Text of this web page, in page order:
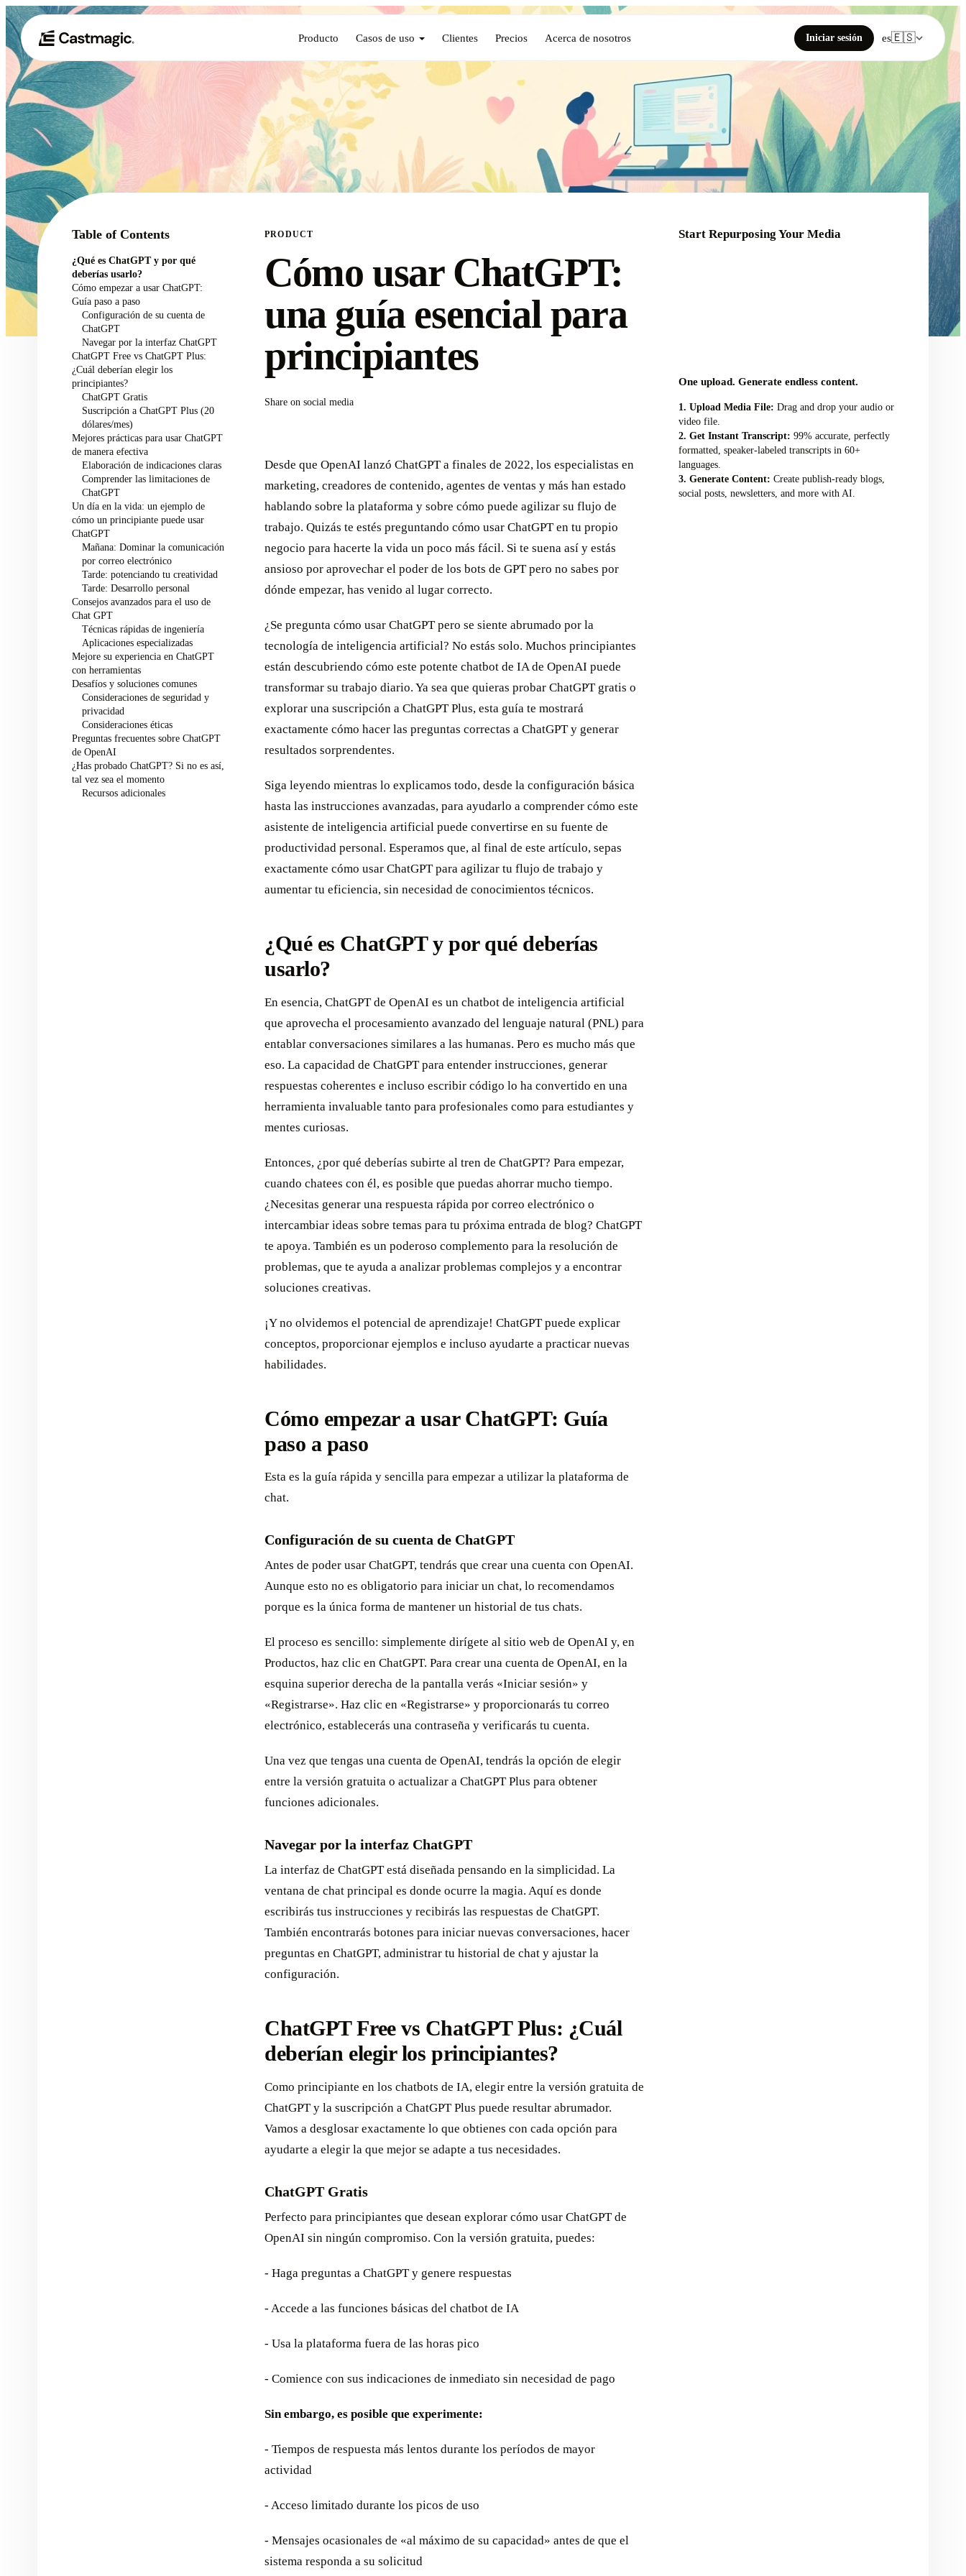
Producto Casos de uso Clientes Precios Acerca de nosotros Iniciar sesión es🇪🇸
Table of Contents
¿Qué es ChatGPT y por qué
deberías usarlo?
Cómo empezar a usar ChatGPT:
Guía paso a paso
Configuración de su cuenta de
ChatGPT
Navegar por la interfaz ChatGPT
ChatGPT Free vs ChatGPT Plus:
¿Cuál deberían elegir los
principiantes?
ChatGPT Gratis
Suscripción a ChatGPT Plus (20
dólares/mes)
Mejores prácticas para usar ChatGPT
de manera efectiva
Elaboración de indicaciones claras
Comprender las limitaciones de
ChatGPT
Un día en la vida: un ejemplo de
cómo un principiante puede usar
ChatGPT
Mañana: Dominar la comunicación
por correo electrónico
Tarde: potenciando tu creatividad
Tarde: Desarrollo personal
Consejos avanzados para el uso de
Chat GPT
Técnicas rápidas de ingeniería
Aplicaciones especializadas
Mejore su experiencia en ChatGPT
con herramientas
Desafíos y soluciones comunes
Consideraciones de seguridad y
privacidad
Consideraciones éticas
Preguntas frecuentes sobre ChatGPT
de OpenAI
¿Has probado ChatGPT? Si no es así,
tal vez sea el momento
Recursos adicionales
PRODUCT
Cómo usar ChatGPT:
una guía esencial para
principiantes
Share on social media
Desde que OpenAI lanzó ChatGPT a finales de 2022, los especialistas en
marketing, creadores de contenido, agentes de ventas y más han estado
hablando sobre la plataforma y sobre cómo puede agilizar su flujo de
trabajo. Quizás te estés preguntando cómo usar ChatGPT en tu propio
negocio para hacerte la vida un poco más fácil. Si te suena así y estás
ansioso por aprovechar el poder de los bots de GPT pero no sabes por
dónde empezar, has venido al lugar correcto.
¿Se pregunta cómo usar ChatGPT pero se siente abrumado por la
tecnología de inteligencia artificial? No estás solo. Muchos principiantes
están descubriendo cómo este potente chatbot de IA de OpenAI puede
transformar su trabajo diario. Ya sea que quieras probar ChatGPT gratis o
explorar una suscripción a ChatGPT Plus, esta guía te mostrará
exactamente cómo hacer las preguntas correctas a ChatGPT y generar
resultados sorprendentes.
Siga leyendo mientras lo explicamos todo, desde la configuración básica
hasta las instrucciones avanzadas, para ayudarlo a comprender cómo este
asistente de inteligencia artificial puede convertirse en su fuente de
productividad personal. Esperamos que, al final de este artículo, sepas
exactamente cómo usar ChatGPT para agilizar tu flujo de trabajo y
aumentar tu eficiencia, sin necesidad de conocimientos técnicos.
¿Qué es ChatGPT y por qué deberías
usarlo?
En esencia, ChatGPT de OpenAI es un chatbot de inteligencia artificial
que aprovecha el procesamiento avanzado del lenguaje natural (PNL) para
entablar conversaciones similares a las humanas. Pero es mucho más que
eso. La capacidad de ChatGPT para entender instrucciones, generar
respuestas coherentes e incluso escribir código lo ha convertido en una
herramienta invaluable tanto para profesionales como para estudiantes y
mentes curiosas.
Entonces, ¿por qué deberías subirte al tren de ChatGPT? Para empezar,
cuando chatees con él, es posible que puedas ahorrar mucho tiempo.
¿Necesitas generar una respuesta rápida por correo electrónico o
intercambiar ideas sobre temas para tu próxima entrada de blog? ChatGPT
te apoya. También es un poderoso complemento para la resolución de
problemas, que te ayuda a analizar problemas complejos y a encontrar
soluciones creativas.
¡Y no olvidemos el potencial de aprendizaje! ChatGPT puede explicar
conceptos, proporcionar ejemplos e incluso ayudarte a practicar nuevas
habilidades.
Cómo empezar a usar ChatGPT: Guía
paso a paso
Esta es la guía rápida y sencilla para empezar a utilizar la plataforma de
chat.
Configuración de su cuenta de ChatGPT
Antes de poder usar ChatGPT, tendrás que crear una cuenta con OpenAI.
Aunque esto no es obligatorio para iniciar un chat, lo recomendamos
porque es la única forma de mantener un historial de tus chats.
El proceso es sencillo: simplemente dirígete al sitio web de OpenAI y, en
Productos, haz clic en ChatGPT. Para crear una cuenta de OpenAI, en la
esquina superior derecha de la pantalla verás «Iniciar sesión» y
«Registrarse». Haz clic en «Registrarse» y proporcionarás tu correo
electrónico, establecerás una contraseña y verificarás tu cuenta.
Una vez que tengas una cuenta de OpenAI, tendrás la opción de elegir
entre la versión gratuita o actualizar a ChatGPT Plus para obtener
funciones adicionales.
Navegar por la interfaz ChatGPT
La interfaz de ChatGPT está diseñada pensando en la simplicidad. La
ventana de chat principal es donde ocurre la magia. Aquí es donde
escribirás tus instrucciones y recibirás las respuestas de ChatGPT.
También encontrarás botones para iniciar nuevas conversaciones, hacer
preguntas en ChatGPT, administrar tu historial de chat y ajustar la
configuración.
ChatGPT Free vs ChatGPT Plus: ¿Cuál
deberían elegir los principiantes?
Como principiante en los chatbots de IA, elegir entre la versión gratuita de
ChatGPT y la suscripción a ChatGPT Plus puede resultar abrumador.
Vamos a desglosar exactamente lo que obtienes con cada opción para
ayudarte a elegir la que mejor se adapte a tus necesidades.
ChatGPT Gratis
Perfecto para principiantes que desean explorar cómo usar ChatGPT de
OpenAI sin ningún compromiso. Con la versión gratuita, puedes:
- Haga preguntas a ChatGPT y genere respuestas
- Accede a las funciones básicas del chatbot de IA
- Usa la plataforma fuera de las horas pico
- Comience con sus indicaciones de inmediato sin necesidad de pago
Sin embargo, es posible que experimente:
- Tiempos de respuesta más lentos durante los períodos de mayor
actividad
- Acceso limitado durante los picos de uso
- Mensajes ocasionales de «al máximo de su capacidad» antes de que el
sistema responda a su solicitud
Start Repurposing Your Media
One upload. Generate endless content.
Upload Media File: Drag and drop your audio or
video file.
Get Instant Transcript: 99% accurate, perfectly
formatted, speaker-labeled transcripts in 60+
languages.
Generate Content: Create publish-ready blogs,
social posts, newsletters, and more with AI.